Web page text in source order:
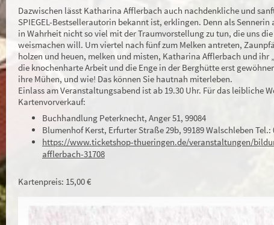
Dazwischen lässt Katharina Afflerbach auch nachdenkliche und
SPIEGEL-Bestsellerautorin bekannt ist, erklingen. Denn als
in Wahrheit nicht so viel mit der Traumvorstellung zu tun, die uns
weismachen will. Um viertel nach fünf zum Melken antreten,
holzen und heuen, melken und misten, Katharina Afflerbach und ihr
die knochenharte Arbeit und die Enge in der Berghütte erst
ihre Mühen, und wie! Das können Sie hautnah miterleben.
Einlass am Veranstaltungsabend ist ab 19.30 Uhr. Für das leibliche
Kartenvorverkauf:
Buchhandlung Peterknecht, Anger 51, 99084
Blumenhof Kerst, Erfurter Straße 29b, 99189 Walschleben Tel.:
https://www.ticketshop-thueringen.de/veranstaltungen/
afflerbach-31708
Kartenpreis: 15,00 €